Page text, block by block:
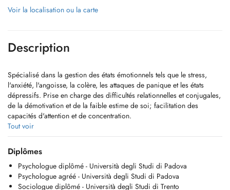
Voir la localisation ou la carte
Description
Spécialisé dans la gestion des états émotionnels tels que le stress,
l'anxiété, l'angoisse, la colère, les attaques de panique et les états
dépressifs. Prise en charge des difficultés relationnelles et conjugales,
de la démotivation et de la faible estime de soi; facilitation des
capacités d'attention et de concentration.
Soutien lors d'événements traumatisants, les changements de vie ou
dans la modification des habitudes personnelles, ainsi que dans la
gestion des problèmes professionnels.
Accompagnement psychologique utilisant l'entretien clinique,
l'interprétation des rêves, les tests d'aptitude et de personnalité,
Tout voir
Diplômes
Psychologue diplômé - Università degli Studi di Padova
Psychologue agréé - Università degli Studi di Padova
Sociologue diplômé - Università degli Studi di Trento